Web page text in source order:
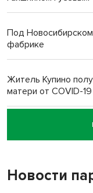
Под
фабрике
Житель Купино
матери от COVID-19
Новосибирский суд
пенсионерки на
«Мы живём на
терроризируют
Новости